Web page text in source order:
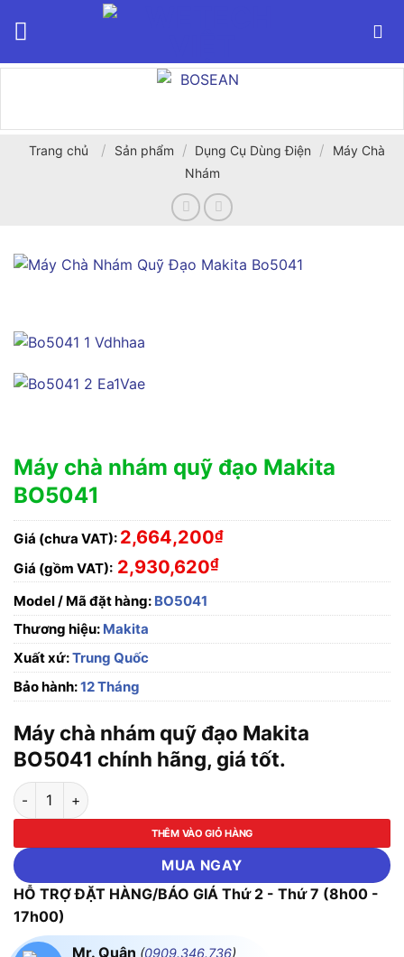
Trang chủ / Sản phẩm / Dụng Cụ Dùng Điện /
Máy Chà
Nhám
Máy chà nhám quỹ đạo Makita
BO5041
Giá (chưa VAT): 2,664,200₫
Giá (gồm VAT): 2,930,620₫
Model / Mã đặt hàng: BO5041
Thương hiệu: Makita
Xuất xứ:Trung Quốc
Bảo hành:12 Tháng
Máy chà nhám quỹ đạo Makita
BO5041 chính hãng, giá tốt.
Máy chà nhám quỹ đạo Makita BO5041 số lượng
THÊM VÀO GIỎ HÀNG
MUA NGAY
HỖ TRỢ ĐẶT HÀNG/BÁO GIÁ Thứ 2 - Thứ 7 (8h00 -
17h00)
Mr. Quân (0909.346.736)